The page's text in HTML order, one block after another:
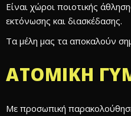
Είναι χώροι ποιοτικής
εκτόνωσης και διασκέδασης.
Τα μέλη μας τα αποκαλούν
ΑΤΟΜΙΚΉ
Με προσωπική